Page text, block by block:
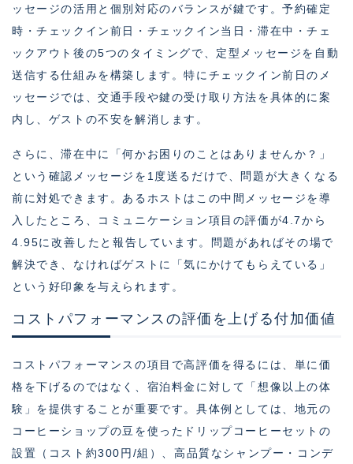
ッセージの活用と個別対応のバランスが鍵です。予約確定
時・チェックイン前日・チェックイン当日・滞在中・チェ
ックアウト後の5つのタイミングで、定型メッセージを自動
送信する仕組みを構築します。特にチェックイン前日のメ
ッセージでは、交通手段や鍵の受け取り方法を具体的に案
内し、ゲストの不安を解消します。
さらに、滞在中に「何かお困りのことはありませんか？」
という確認メッセージを1度送るだけで、問題が大きくなる
前に対処できます。あるホストはこの中間メッセージを導
入したところ、コミュニケーション項目の評価が4.7から
4.95に改善したと報告しています。問題があればその場で
解決でき、なければゲストに「気にかけてもらえている」
という好印象を与えられます。
コストパフォーマンスの評価を上げる付加価値
コストパフォーマンスの項目で高評価を得るには、単に価
格を下げるのではなく、宿泊料金に対して「想像以上の体
験」を提供することが重要です。具体例としては、地元の
コーヒーショップの豆を使ったドリップコーヒーセットの
設置（コスト約300円/組）、高品質なシャンプー・コンデ